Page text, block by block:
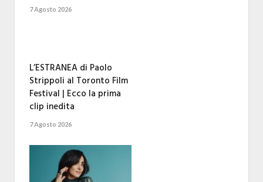
7 Agosto 2026
L’ESTRANEA di Paolo
Strippoli al Toronto Film
Festival | Ecco la prima
clip inedita
7 Agosto 2026